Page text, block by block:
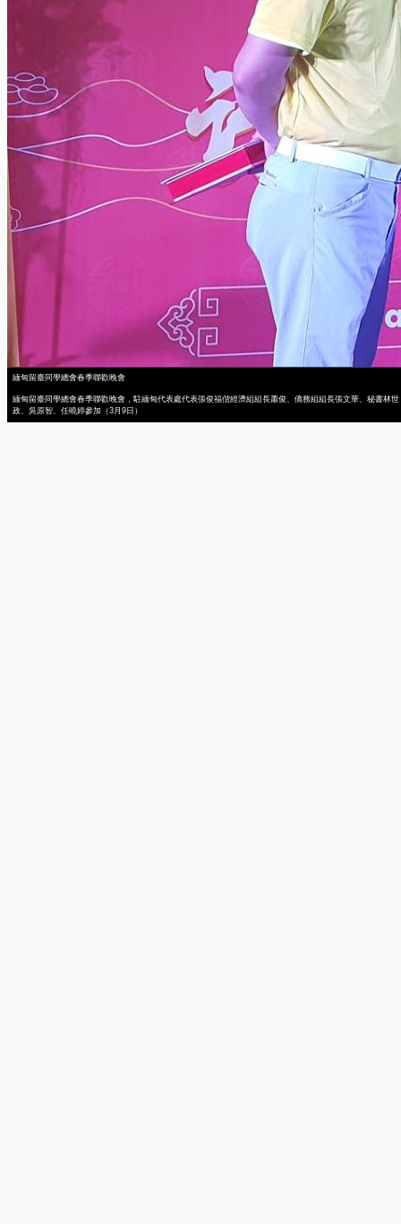
緬甸留臺同學總會春季聯歡晚會
緬甸留臺同學總會春季聯歡晚會，駐緬甸代表處代表張俊福偕經濟組組長蕭俊、僑務組組長張文華、秘書林世
政、吳原智、任曉婷參加（3月9日）